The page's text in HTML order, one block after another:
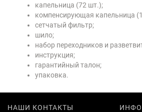
капельница (72 шт.);
компенсирующая капельница
сетчатый фильтр;
шило;
набор переходников и
инструкция;
гарантийный талон;
упаковка.
НАШИ КОНТАКТЫ